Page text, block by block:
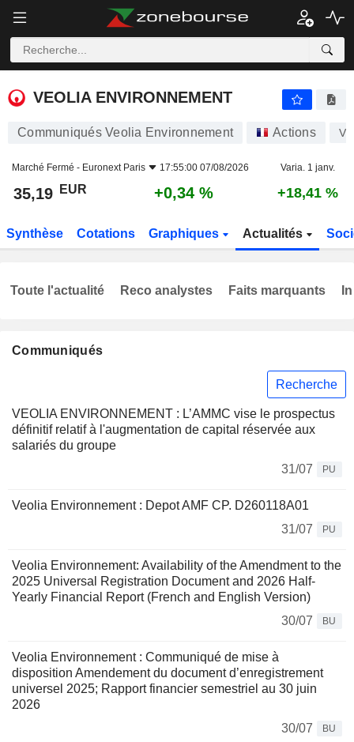
VEOLIA ENVIRONNEMENT
VEOLIA ENVIRONNEMENT
Communiqués Veolia Environnement Actions
Marché Fermé - Euronext Paris 17:55:00 07/08/2026 Varia. 1 janv.
35,19 EUR +0,34 % +18,41 %
Synthèse Cotations Graphiques Actualités
Communiqués
Recherche
VEOLIA ENVIRONNEMENT : L’AMMC vise le prospectus
définitif relatif à l'augmentation de capital réservée aux
salariés du groupe
31/07
PU
Veolia Environnement : Depot AMF CP. D260118A01
31/07
PU
Veolia Environnement: Availability of the Amendment to the
2025 Universal Registration Document and 2026 Half-
Yearly Financial Report (French and English Version)
30/07
BU
Veolia Environnement : Communiqué de mise à
disposition Amendement du document d’enregistrement
universel 2025; Rapport financier semestriel au 30 juin
2026
30/07
BU
Toute l'actualité Reco analystes Faits marquants